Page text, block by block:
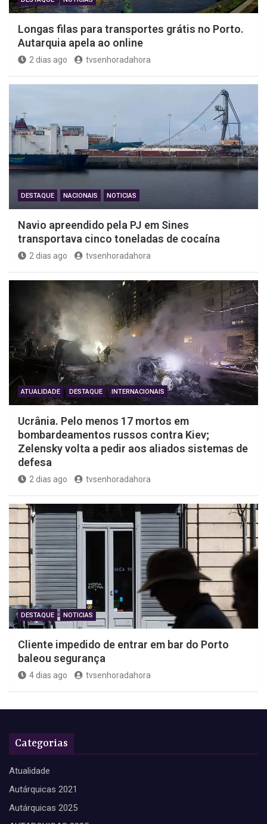
Longas filas para transportes grátis no Porto.
Autarquia apela ao online
2 dias ago tvsenhoradahora
DESTAQUE NACIONAIS NOTICIAS
Navio apreendido pela PJ em Sines
transportava cinco toneladas de cocaína
2 dias ago tvsenhoradahora
ATUALIDADE DESTAQUE INTERNACIONAIS
Ucrânia. Pelo menos 17 mortos em
bombardeamentos russos contra Kiev;
Zelensky volta a pedir aos aliados sistemas de
defesa
2 dias ago tvsenhoradahora
DESTAQUE NOTICIAS
Cliente impedido de entrar em bar do Porto
baleou segurança
4 dias ago tvsenhoradahora
Categorias
Atualidade
Autárquicas 2021
Autárquicas 2025